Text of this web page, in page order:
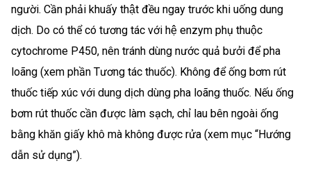
người. Cần phải khuấy thật đều ngay trước khi uống dung
dịch. Do có thể có tương tác với hệ enzym phụ thuộc
cytochrome P450, nên tránh dùng nước quả bưởi để pha
loãng (xem phần Tương tác thuốc). Không để ống bơm rút
thuốc tiếp xúc với dung dịch dùng pha loãng thuốc. Nếu ống
bơm rút thuốc cần được làm sạch, chỉ lau bên ngoài ống
bằng khăn giấy khô mà không được rửa (xem mục “Hướng
dẫn sử dụng”).